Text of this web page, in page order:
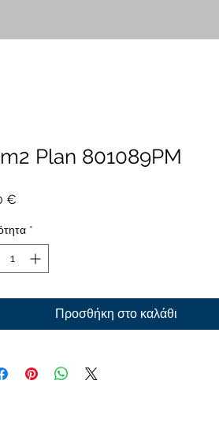
Plan 801089PM
€
*
Προσθήκη στο καλάθι